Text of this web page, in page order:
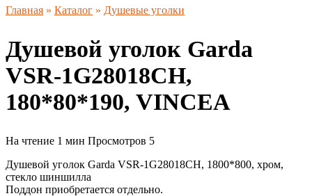
Главная » Каталог » Душевые уголки
Душевой уголок Garda
VSR-1G28018CH,
180*80*190, VINCEA
На чтение 1 мин Просмотров 5
Душевой уголок Garda VSR-1G28018CH, 1800*800, хром,
стекло шиншилла
Поддон приобретается отдельно.